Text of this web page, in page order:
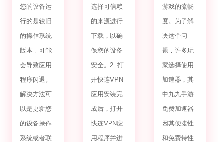
您的设备运
行的是较旧
的操作系统
版本，可能
会导致应用
程序闪退。
解决方法可
以是更新您
的设备操作
系统或者联
选择可信赖
的来源进行
下载，以确
保您的设备
安全。2. 打
开快连VPN
应用安装完
成后，打开
快连VPN应
用程序并进
游戏的流畅
度。为了解
决这个问
题，许多玩
家选择使用
加速器，其
中九九手游
免费加速器
因其便捷性
和免费特性